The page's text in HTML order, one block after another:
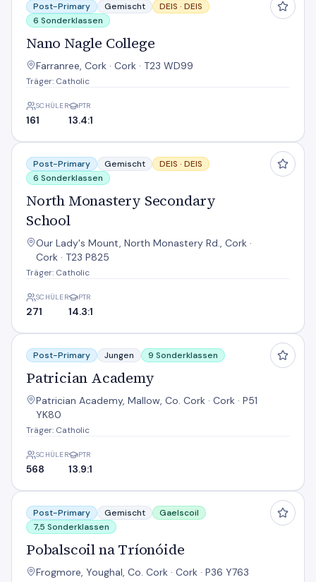
Post-Primary Gemischt DEIS · DEIS
6 Sonderklassen
Nano Nagle College
Farranree, Cork · Cork · T23 WD99
Träger: Catholic
SCHÜLER
161
PTR
13.4:1
North Monastery Secondary School
Post-Primary Gemischt DEIS · DEIS
6 Sonderklassen
North Monastery Secondary
School
Our Lady's Mount, North Monastery Rd., Cork ·
Cork · T23 P825
Träger: Catholic
SCHÜLER
271
PTR
14.3:1
Patrician Academy
Post-Primary Jungen 9 Sonderklassen
Patrician Academy
Patrician Academy, Mallow, Co. Cork · Cork · P51
YK80
Träger: Catholic
SCHÜLER
568
PTR
13.9:1
Pobalscoil na Tríonóide
Post-Primary Gemischt
Gaelscoil
7,5 Sonderklassen
Pobalscoil na Tríonóide
Frogmore, Youghal, Co. Cork · Cork · P36 Y763